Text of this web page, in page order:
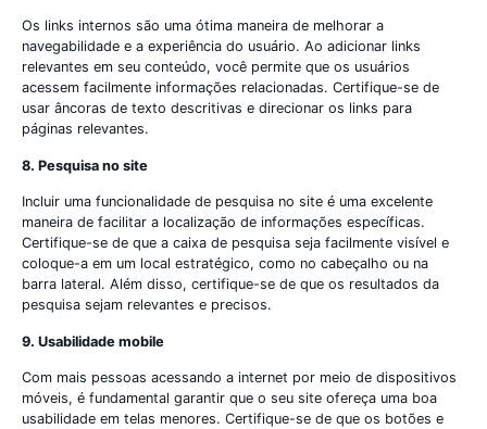
Os links internos são uma ótima maneira de melhorar a
navegabilidade e a experiência do usuário. Ao adicionar links
relevantes em seu conteúdo, você permite que os usuários
acessem facilmente informações relacionadas. Certifique-se de
usar âncoras de texto descritivas e direcionar os links para
páginas relevantes.
8. Pesquisa no site
Incluir uma funcionalidade de pesquisa no site é uma excelente
maneira de facilitar a localização de informações específicas.
Certifique-se de que a caixa de pesquisa seja facilmente visível e
coloque-a em um local estratégico, como no cabeçalho ou na
barra lateral. Além disso, certifique-se de que os resultados da
pesquisa sejam relevantes e precisos.
9. Usabilidade mobile
Com mais pessoas acessando a internet por meio de dispositivos
móveis, é fundamental garantir que o seu site ofereça uma boa
usabilidade em telas menores. Certifique-se de que os botões e